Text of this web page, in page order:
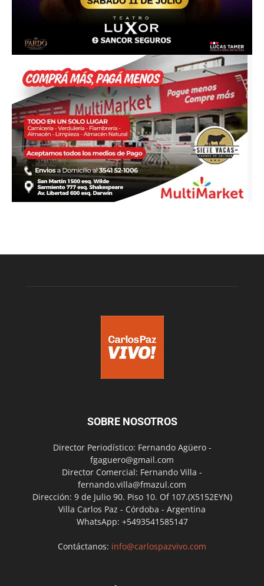
SOBRE NOSOTROS
Director Periodístico: Fernando Agüero -
fgaguero@gmail.com
Director Comercial: Fernando Villa -
fernando.villa@fmazul.com
Dirección: 9 de Julio 90. Piso 10. Of 107.(X5152EYN)
Villa Carlos Paz - Córdoba - Argentina
WhatsApp: +5493541585147
Contáctanos: info@carlospazvivo.com